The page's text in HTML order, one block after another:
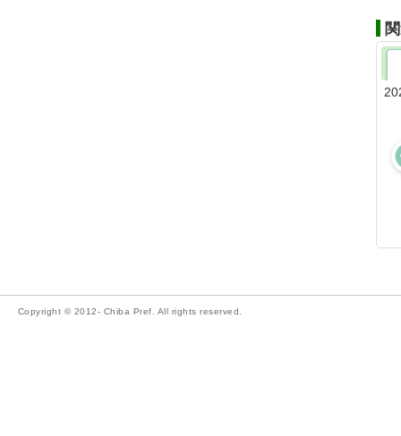
Copyright © 2012- Chiba Pref. All rights reserved.